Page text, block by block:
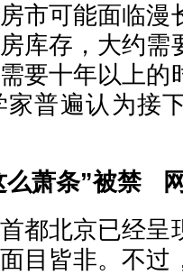
市可能面临漫
库存，大约需
要十年以上的
家普遍认为接
么萧条”被禁
北京已经呈
目皆非。不过